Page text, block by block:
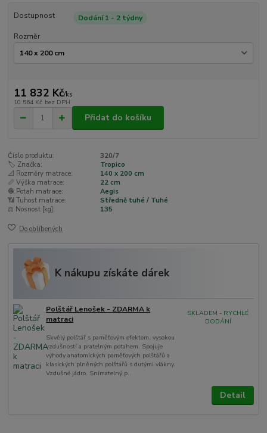
Dostupnost
Dodání 1 - 2 týdny
Rozměr
11 832 Kč/ks
10 564 Kč bez DPH
Přidat do košíku
Číslo produktu:
320/7
🏷️ Značka:
Tropico
📐 Rozměry matrace:
140 x 200 cm
📏 Výška matrace:
22 cm
🧶 Potah matrace:
Aegis
📶 Tuhost matrace:
Středně tuhé / Tuhé
⚖️ Nosnost [kg]:
135
Do oblíbených
K nákupu získáte dárek
Polštář Lenošek - ZDARMA k
matraci
Skvělý polštář s paměťovým efektem, vysokou
vzdušností a pratelným potahem. Spojuje
výhody anatomických paměťových polštářů a
klasických plněných polštářů s dutými vlákny.
Vzdušné jádro. Snímatelný p...
SKLADEM - RYCHLÉ
DODÁNÍ
Detail